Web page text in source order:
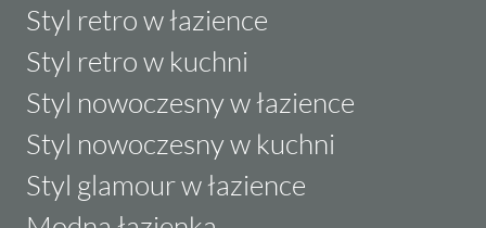
Styl retro w łazience
Styl retro w kuchni
Styl nowoczesny w łazience
Styl nowoczesny w kuchni
Styl glamour w łazience